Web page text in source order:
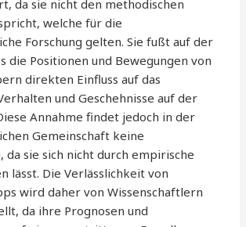
da sie nicht den methodischen
welche für die
Forschung gelten. Sie fußt auf der
die Positionen und Bewegungen von
direkten Einfluss auf das
und Geschehnisse auf der
Annahme findet jedoch in der
Gemeinschaft keine
da sie sich nicht durch empirische
lässt. Die Verlässlichkeit von
wird daher von Wissenschaftlern
da ihre Prognosen und